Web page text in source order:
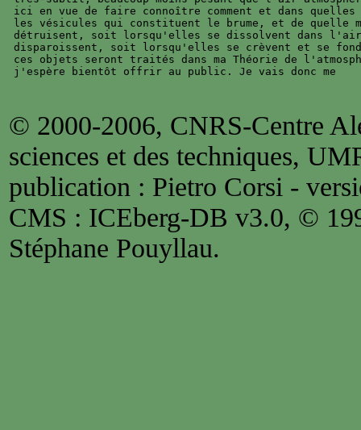
ici en vue de faire connoître comment et dans
les vésicules qui constituent le brume, et de quelle
détruisent, soit lorsqu'elles se dissolvent dans l'air
disparoissent, soit lorsqu'elles se crèvent et se
ces objets seront traités dans ma Théorie de
© 2000-2006, CNRS-Centre
sciences et des techniques,
publication : Pietro Corsi -
CMS : ICEberg-DB v3.0, ©
Stéphane Pouyllau.